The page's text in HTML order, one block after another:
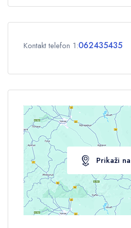
Deca
Kontakt telefon 1:062435435
Prikaži